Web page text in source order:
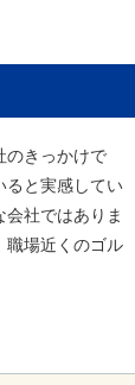
のきっかけで
ると実感してい
社ではありま
職場近くのゴル